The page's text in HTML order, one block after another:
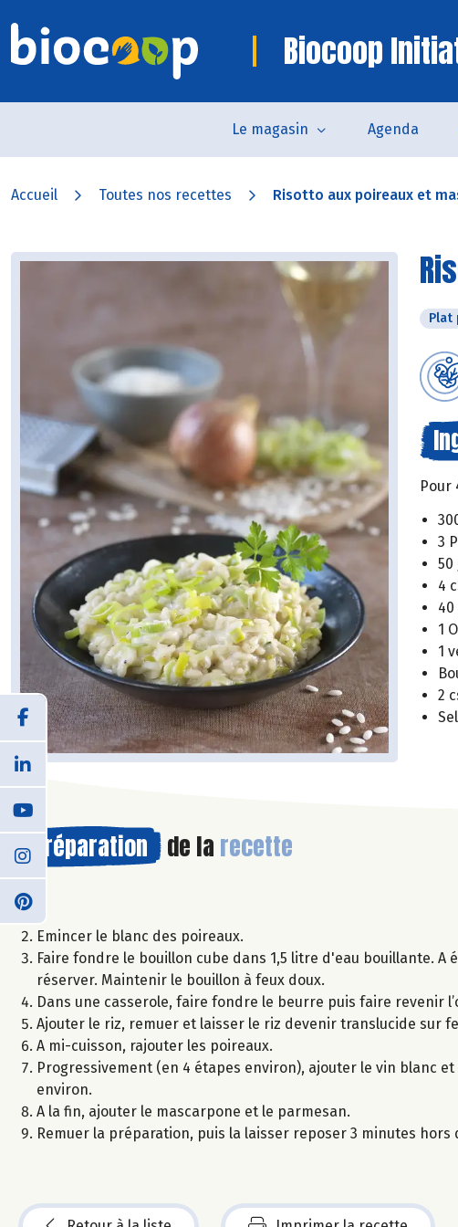
Biocoop
Le magasin Agenda
Accueil Toutes nos recettes Risotto aux poireaux et
Plat
Pour
3
50
4
1
1
2
Sel
Préparation de la recette
Emincer le blanc des poireaux.
Faire fondre le bouillon cube dans 1,5 litre d'eau bouillante.
réserver. Maintenir le bouillon à feux doux.
Dans une casserole, faire fondre le beurre puis faire revenir
Ajouter le riz, remuer et laisser le riz devenir translucide sur
A mi-cuisson, rajouter les poireaux.
Progressivement (en 4 étapes environ), ajouter le vin blanc
environ.
A la fin, ajouter le mascarpone et le parmesan.
Remuer la préparation, puis la laisser reposer 3 minutes hors